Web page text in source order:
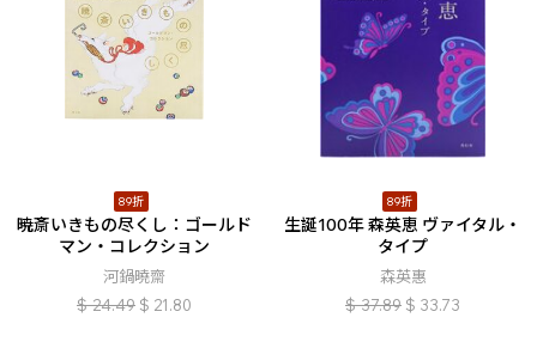
89折
暁斎いきもの尽くし：ゴールド
マン・コレクション
河鍋曉齋
$ 24.49 $ 21.80
89折
生誕100年 森英恵 ヴァイタル・
タイプ
森英惠
$ 37.89 $ 33.73